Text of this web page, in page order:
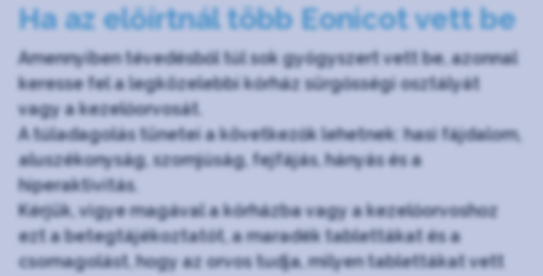
Ha az előírtnál több Eonicot vett be
Amennyiben tévedésből túl sok gyógyszert vett be, azonnal
keresse fel a legközelebbi kórház sürgősségi osztályát
vagy a kezelőorvosát.
A túladagolás tünetei a következők lehetnek: hasi fájdalom,
aluszékonyság, szomjúság, fejfájás, hányás és a
hiperaktivitás.
Kérjük, vigye magával a kórházba vagy a kezelőorvoshoz
ezt a betegtájékoztatót, a maradék tablettákat és a
csomagolást, hogy az orvos tudja, milyen tablettákat vett